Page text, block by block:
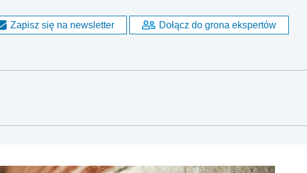
Zapisz się na newsletter Dołącz do grona ekspertów